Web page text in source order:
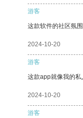
游客
这款软件的社区氛
2024-10-20
游客
这款app就像我的私
2024-10-20
游客